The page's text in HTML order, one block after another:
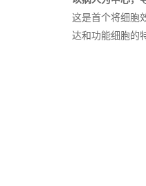
这是首个将细胞
达和功能细胞的